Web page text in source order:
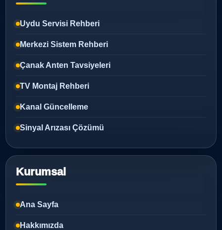
Uydu Servisi Rehberi
Merkezi Sistem Rehberi
Çanak Anten Tavsiyeleri
TV Montaj Rehberi
Kanal Güncelleme
Sinyal Arızası Çözümü
Kurumsal
Ana Sayfa
Hakkımızda